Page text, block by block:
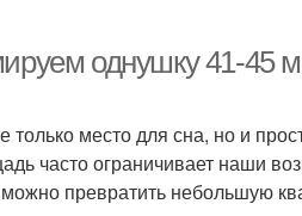
однушку 41-45
только место для сна, но и
часто ограничивает наши
превратить небольшую